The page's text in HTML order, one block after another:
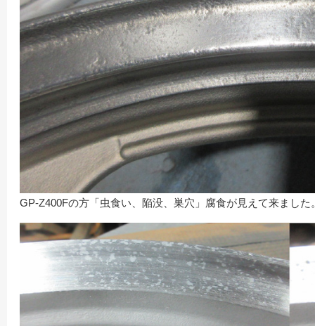
GP-Z400Fの方「虫食い、陥没、巣穴」腐食が見えて来ました